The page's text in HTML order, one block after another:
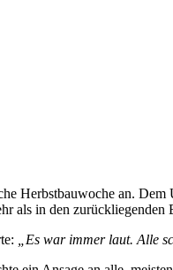
Herbstbauwoche an. Dem
als in den zurückliegenden
„Es war immer laut. Alle